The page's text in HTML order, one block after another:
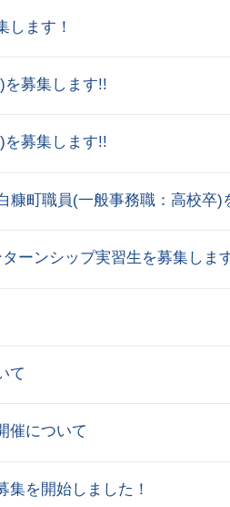
します！
を募集します!!
を募集します!!
糠町職員(一般事務職：高校卒)
ーンシップ実習生を募集しま
て
催について
集を開始しました！